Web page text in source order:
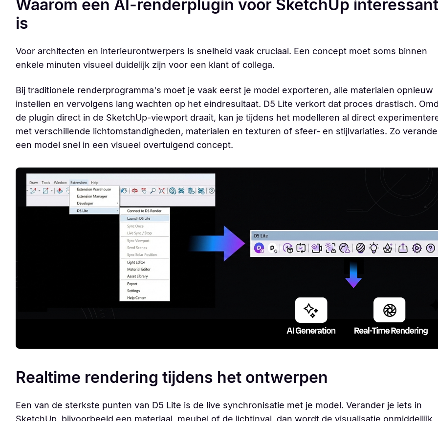
Waarom een AI-renderplugin voor SketchUp interessant
is
Voor architecten en interieurontwerpers is snelheid vaak cruciaal. Een concept moet soms binnen
enkele minuten visueel duidelijk zijn voor een klant of collega.
Bij traditionele renderprogramma's moet je vaak eerst je model exporteren, alle materialen opnieuw
instellen en vervolgens lang wachten op het eindresultaat. D5 Lite verkort dat proces drastisch.
de plugin direct in de SketchUp-viewport draait, kan je tijdens het modelleren al direct
met verschillende lichtomstandigheden, materialen en texturen of sfeer- en stijlvariaties. Zo
een model snel in een visueel overtuigend concept.
Realtime rendering tijdens het ontwerpen
Een van de sterkste punten van D5 Lite is de live synchronisatie met je model. Verander je iets in
SketchUp, bijvoorbeeld een materiaal, meubel of de lichtinval, dan wordt de visualisatie onmiddellijk